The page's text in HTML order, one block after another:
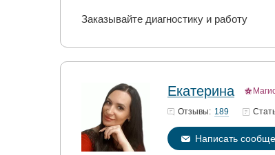
Заказывайте диагностику и работу
Екатерина
Отзывы: 189
Написать